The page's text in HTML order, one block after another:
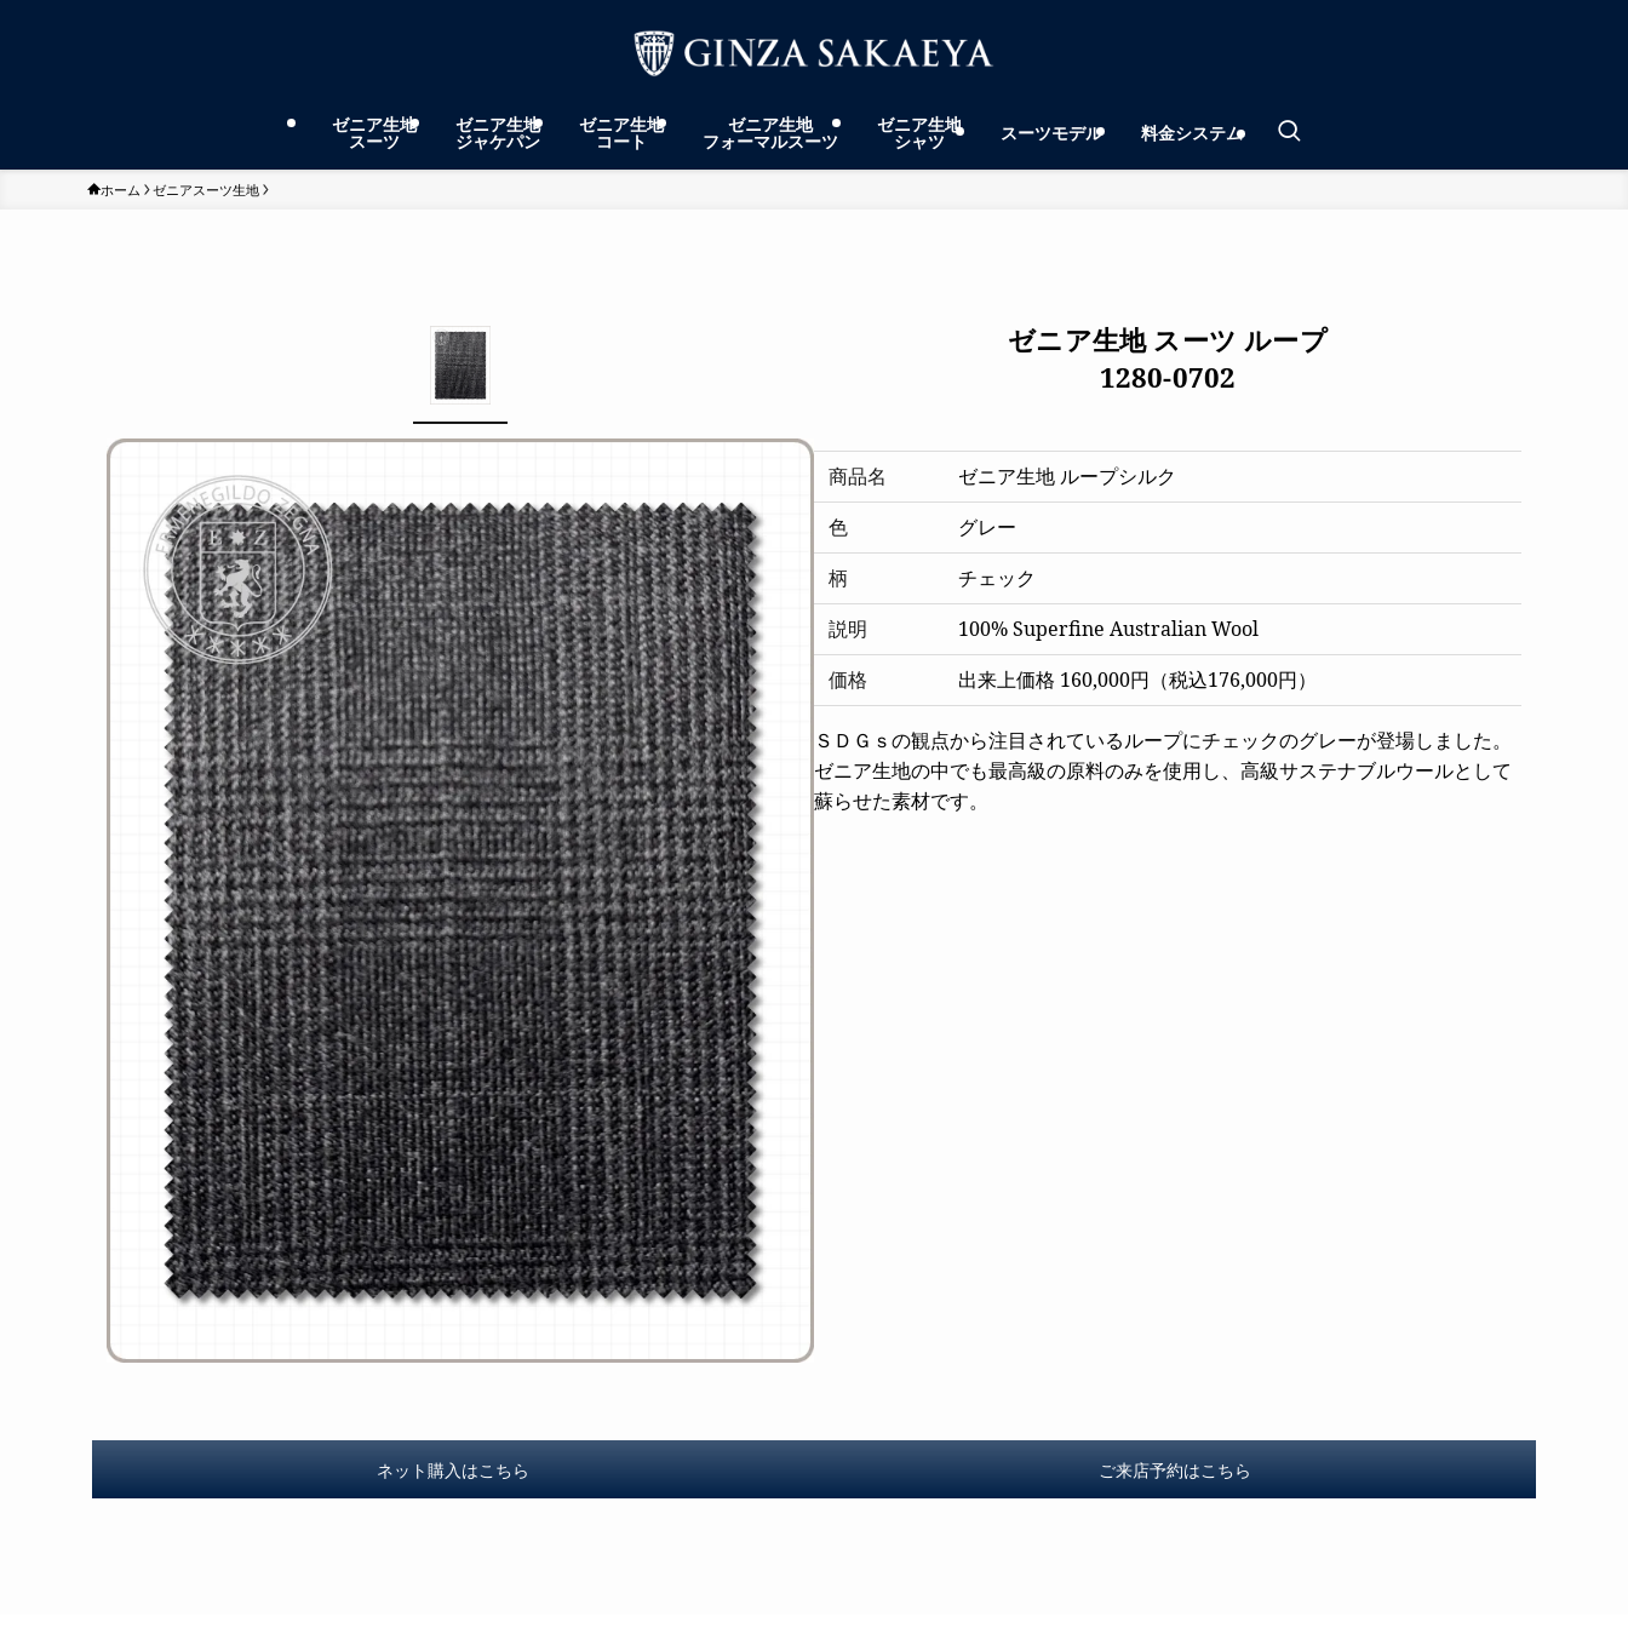
ゼニア生地
スーツ
ゼニア生地
ジャケパン
ゼニア生地
コート
ゼニア生地
フォーマルスーツ
ゼニア生地
シャツ スーツモデル 料金システム
ホーム ゼニアスーツ生地
ゼニア生地 スーツ ループ
1280-0702
商品名
ゼニア生地 ループシルク
色
グレー
柄
チェック
説明
100% Superfine Australian Wool
価格
出来上価格 160,000円（税込176,000円）
ＳＤＧｓの観点から注目されているループにチェックのグレーが登場しました。
ゼニア生地の中でも最高級の原料のみを使用し、高級サステナブルウールとして
蘇らせた素材です。
ネット購入はこちら ご来店予約はこちら